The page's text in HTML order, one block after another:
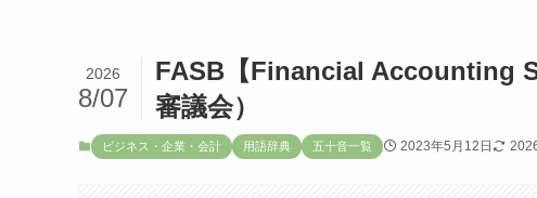
FASB【Financial Accounting
審議会）
2026
8/07
ビジネス・企業・会計 用語辞典 五十音一覧 2023年5月12日